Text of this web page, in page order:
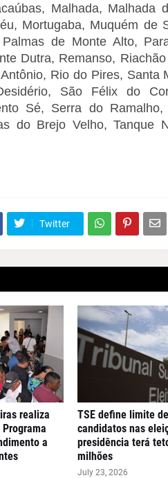
Malhada, Malhada
Mortugaba, Muquém de
de Monte Alto,
Dutra, Remanso,
Rio do Pires, Santa
São Félix do
Sé, Serra do
do Brejo Velho, Tanque
Twitter
realiza
a
TSE define limite
candidatos nas
presidência terá
milhões
July 23, 2026